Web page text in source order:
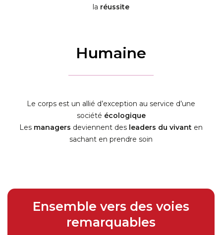
la réussite
Humaine
Le corps est un allié d’exception au service d’une
société écologique
Les managers deviennent des leaders du vivant en
sachant en prendre soin
Ensemble vers des voies
remarquables